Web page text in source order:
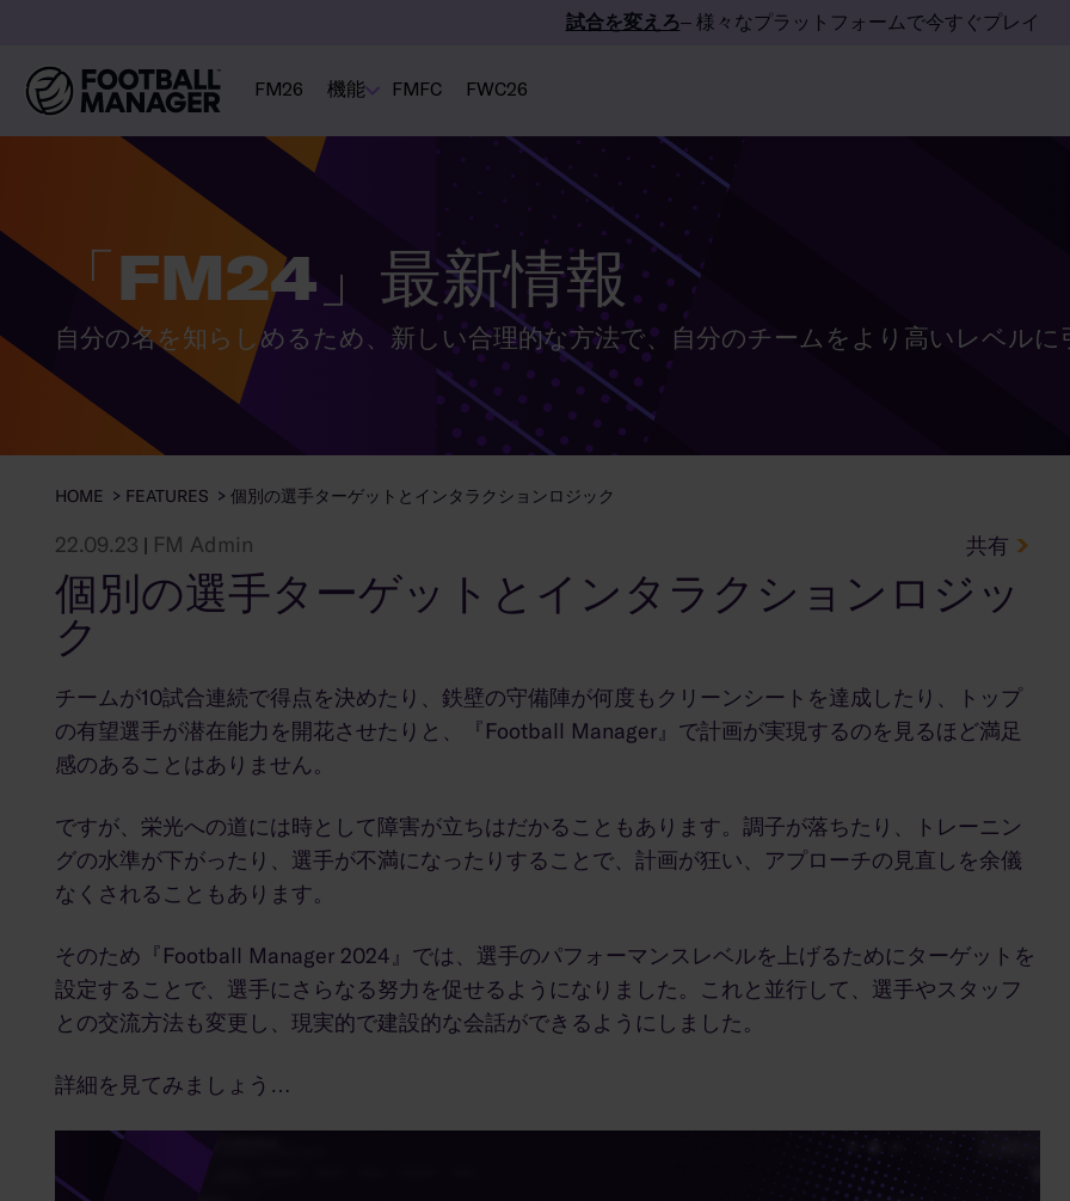
試合を変えろ– 様々なプラットフォームで今すぐプレイ
FM26 機能 FMFC FWC26
「FM24」最新情報
自分の名を知らしめるため、新しい合理的な方法で、自分のチームをより高いレベル
HOME FEATURES 個別の選手ターゲットとインタラクションロジック
22.09.23 | FM Admin 共有
個別の選手ターゲットとインタラクションロジッ
ク
チームが10試合連続で得点を決めたり、鉄壁の守備陣が何度もクリーンシートを達成したり、トップ
の有望選手が潜在能力を開花させたりと、『Football Manager』で計画が実現するのを見るほど満足
感のあることはありません。
ですが、栄光への道には時として障害が立ちはだかることもあります。調子が落ちたり、トレーニン
グの水準が下がったり、選手が不満になったりすることで、計画が狂い、アプローチの見直しを余儀
なくされることもあります。
そのため『Football Manager 2024』では、選手のパフォーマンスレベルを上げるためにターゲットを
設定することで、選手にさらなる努力を促せるようになりました。これと並行して、選手やスタッフ
との交流方法も変更し、現実的で建設的な会話ができるようにしました。
詳細を見てみましょう…